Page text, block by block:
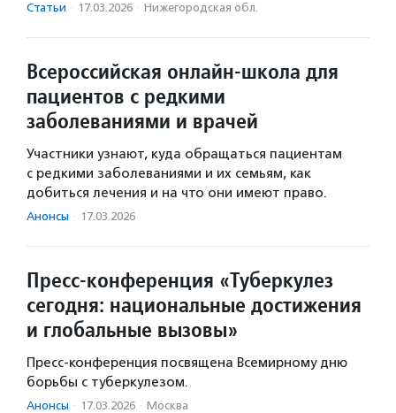
Статьи · 17.03.2026 · Нижегородская обл.
Всероссийская онлайн-школа для
пациентов с редкими
заболеваниями и врачей
Участники узнают, куда обращаться пациентам
с редкими заболеваниями и их семьям, как
добиться лечения и на что они имеют право.
Анонсы · 17.03.2026
Пресс-конференция «Туберкулез
сегодня: национальные достижения
и глобальные вызовы»
Пресс-конференция посвящена Всемирному дню
борьбы с туберкулезом.
Анонсы · 17.03.2026 · Москва